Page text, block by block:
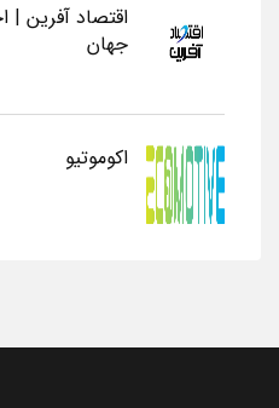
اقتصاد آفرین |
جهان
اکوموتیو